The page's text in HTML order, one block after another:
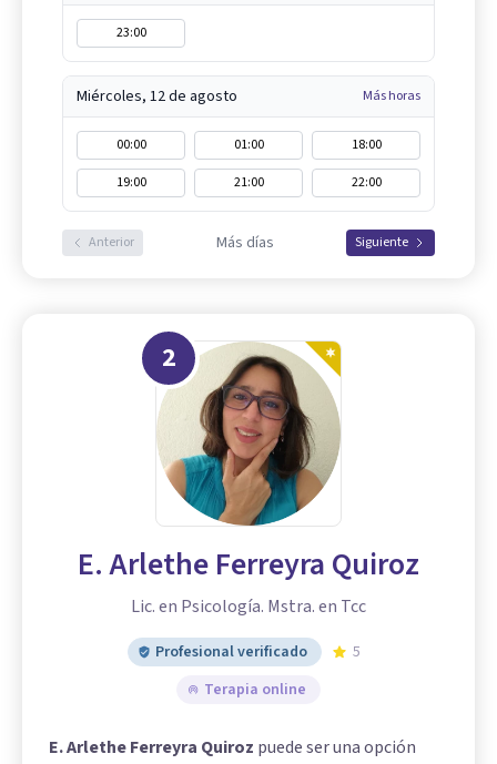
23:00
Miércoles, 12 de agosto Más horas
00:00 01:00
18:00
19:00
21:00 22:00
Anterior Más días Siguiente
2
E. Arlethe Ferreyra Quiroz
Lic. en Psicología. Mstra. en Tcc
Profesional verificado
5
Terapia online
E. Arlethe Ferreyra Quiroz puede ser una opción